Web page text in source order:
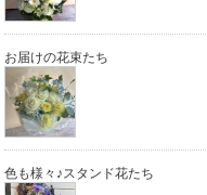
お届けの花束たち
色も様々♪スタンド花たち